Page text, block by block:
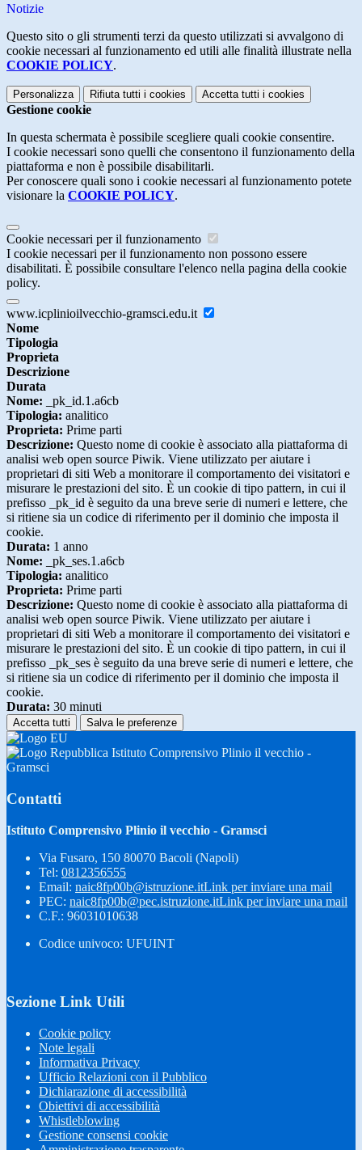
Notizie
Questo sito o gli strumenti terzi da questo utilizzati si avvalgono di
cookie necessari al funzionamento ed utili alle finalità illustrate nella
COOKIE POLICY.
Personalizza Rifiuta tutti i cookies Accetta tutti i cookies
Gestione cookie
In questa schermata è possibile scegliere quali cookie consentire.
I cookie necessari sono quelli che consentono il funzionamento della
piattaforma e non è possibile disabilitarli.
Per conoscere quali sono i cookie necessari al funzionamento potete
visionare la COOKIE POLICY.
Cookie necessari per il funzionamento
I cookie necessari per il funzionamento non possono essere
disabilitati. È possibile consultare l'elenco nella pagina della cookie
policy.
www.icplinioilvecchio-gramsci.edu.it
Nome
Tipologia
Proprieta
Descrizione
Durata
Nome: _pk_id.1.a6cb
Tipologia: analitico
Proprieta: Prime parti
Descrizione: Questo nome di cookie è associato alla piattaforma di
analisi web open source Piwik. Viene utilizzato per aiutare i
proprietari di siti Web a monitorare il comportamento dei visitatori e
misurare le prestazioni del sito. È un cookie di tipo pattern, in cui il
prefisso _pk_id è seguito da una breve serie di numeri e lettere, che
si ritiene sia un codice di riferimento per il dominio che imposta il
cookie.
Durata: 1 anno
Nome: _pk_ses.1.a6cb
Tipologia: analitico
Proprieta: Prime parti
Descrizione: Questo nome di cookie è associato alla piattaforma di
analisi web open source Piwik. Viene utilizzato per aiutare i
proprietari di siti Web a monitorare il comportamento dei visitatori e
misurare le prestazioni del sito. È un cookie di tipo pattern, in cui il
prefisso _pk_ses è seguito da una breve serie di numeri e lettere, che
si ritiene sia un codice di riferimento per il dominio che imposta il
cookie.
Durata: 30 minuti
Accetta tutti Salva le preferenze
Istituto Comprensivo Plinio il vecchio -
Gramsci
Contatti
Istituto Comprensivo Plinio il vecchio - Gramsci
Via Fusaro, 150 80070 Bacoli (Napoli)
Tel: 0812356555
Email: naic8fp00b@istruzione.itLink per inviare una mail
PEC: naic8fp00b@pec.istruzione.itLink per inviare una mail
C.F.: 96031010638
Codice univoco: UFUINT
Sezione Link Utili
Cookie policy
Note legali
Informativa Privacy
Ufficio Relazioni con il Pubblico
Dichiarazione di accessibilità
Obiettivi di accessibilità
Whistleblowing
Gestione consensi cookie